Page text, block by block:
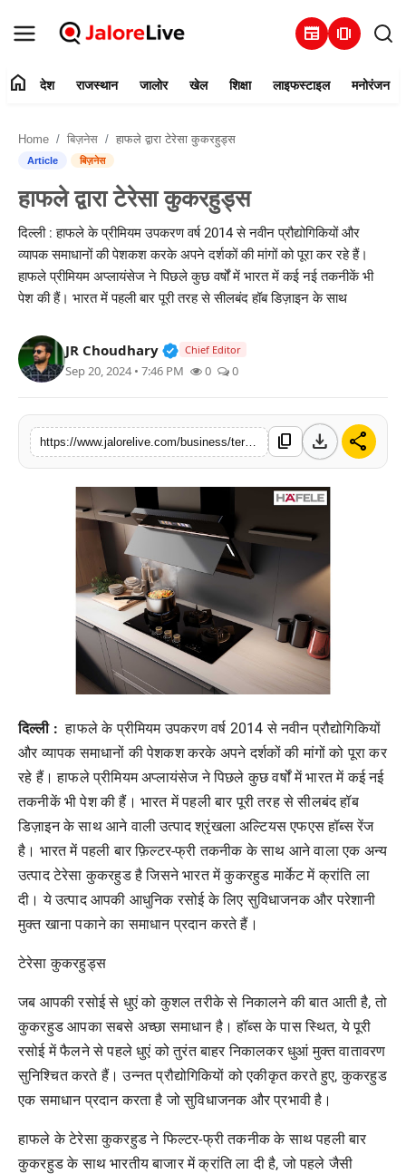
newspaper amp_stories
संपर्क करें
देश
राजस्थान
जालोर
खेल
शिक्षा
लाइफस्टाइल
मनोरंजन
home देश राजस्थान जालोर खेल शिक्षा लाइफस्टाइल मनोरंजन
Home बिज़नेस हाफले द्वारा टेरेसा कुकरहुड्स
Article बिज़नेस
हाफले द्वारा टेरेसा कुकरहुड्स
दिल्ली : हाफले के प्रीमियम उपकरण वर्ष 2014 से नवीन प्रौद्योगिकियों और
व्यापक समाधानों की पेशकश करके अपने दर्शकों की मांगों को पूरा कर रहे हैं।
हाफले प्रीमियम अप्लायंसेज ने पिछले कुछ वर्षों में भारत में कई नई तकनीकें भी
पेश की हैं। भारत में पहली बार पूरी तरह से सीलबंद हॉब डिज़ाइन के साथ
JR Choudhary Verified Public Figure • 30 Mar,
Chief Editor
Sep 20, 2024 • 7:46 PM 0 0
https://www.jalorelive.com/business/teresa-cookerhoods-by-hafele content_copy download share
दिल्ली :हाफले के प्रीमियम उपकरण वर्ष 2014 से नवीन प्रौद्योगिकियों
और व्यापक समाधानों की पेशकश करके अपने दर्शकों की मांगों को पूरा कर
रहे हैं। हाफले प्रीमियम अप्लायंसेज ने पिछले कुछ वर्षों में भारत में कई नई
तकनीकें भी पेश की हैं। भारत में पहली बार पूरी तरह से सीलबंद हॉब
डिज़ाइन के साथ आने वाली उत्पाद श्रृंखला अल्टियस एफएस हॉब्स रेंज
है। भारत में पहली बार फ़िल्टर-फ्री तकनीक के साथ आने वाला एक अन्य
उत्पाद टेरेसा कुकरहुड है जिसने भारत में कुकरहुड मार्केट में क्रांति ला
दी। ये उत्पाद आपकी आधुनिक रसोई के लिए सुविधाजनक और परेशानी
मुक्त खाना पकाने का समाधान प्रदान करते हैं।
टेरेसा कुकरहुड्स
जब आपकी रसोई से धुएं को कुशल तरीके से निकालने की बात आती है, तो
कुकरहुड आपका सबसे अच्छा समाधान है। हॉब्स के पास स्थित, ये पूरी
रसोई में फैलने से पहले धुएं को तुरंत बाहर निकालकर धुआं मुक्त वातावरण
सुनिश्चित करते हैं। उन्नत प्रौद्योगिकियों को एकीकृत करते हुए, कुकरहुड
एक समाधान प्रदान करता है जो सुविधाजनक और प्रभावी है।
हाफले के टेरेसा कुकरहुड ने फिल्टर-फ्री तकनीक के साथ पहली बार
कुकरहुड के साथ भारतीय बाजार में क्रांति ला दी है, जो पहले जैसी